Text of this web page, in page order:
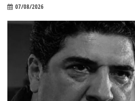
07/08/2026